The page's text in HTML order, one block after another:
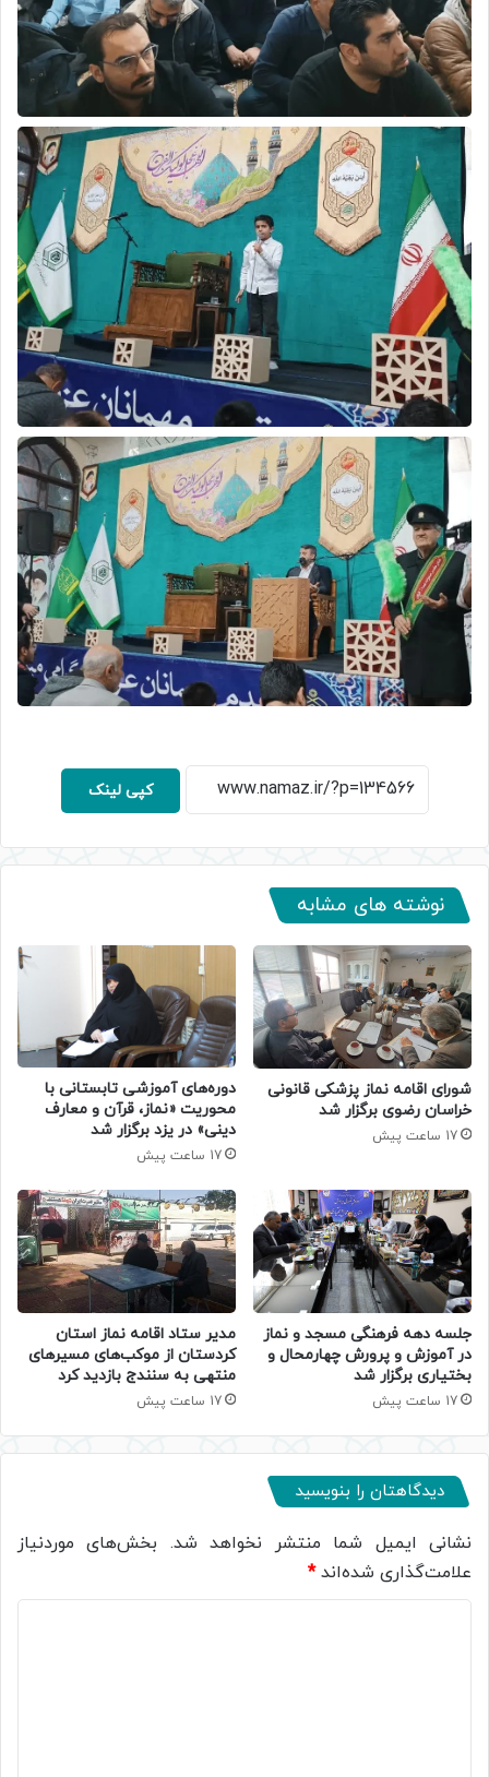
کپی لینک
نوشته های مشابه
شورای اقامه نماز پزشکی قانونی
خراسان رضوی برگزار شد
17 ساعت پیش
دوره‌های آموزشی تابستانی با
محوریت «نماز، قرآن و معارف
دینی» در یزد برگزار شد
17 ساعت پیش
جلسه دهه فرهنگی مسجد و نماز
در آموزش و پرورش چهارمحال و
بختیاری برگزار شد
17 ساعت پیش
مدیر ستاد اقامه نماز استان
کردستان از موکب‌های مسیرهای
منتهی به سنندج بازدید کرد
17 ساعت پیش
دیدگاهتان را بنویسید
نشانی ایمیل شما منتشر نخواهد شد. بخش‌های موردنیاز
علامت‌گذاری شده‌اند*